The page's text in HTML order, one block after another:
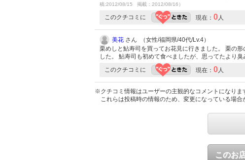
稿:2012/08/15 掲載：2012/08/16）
このクチコミに 現在： 0人
美花 さん （女性/福岡県/40代/Lv.4）
栗めしと鮎寿司を買ってお花見に行きました。 栗の
した。 鮎寿司も初めて食べましたが、思ってたより臭
このクチコミに 現在： 0人
※クチコミ情報はユーザーの主観的なコメントになりま
これらは投稿時の情報のため、変更になっている場合
このお